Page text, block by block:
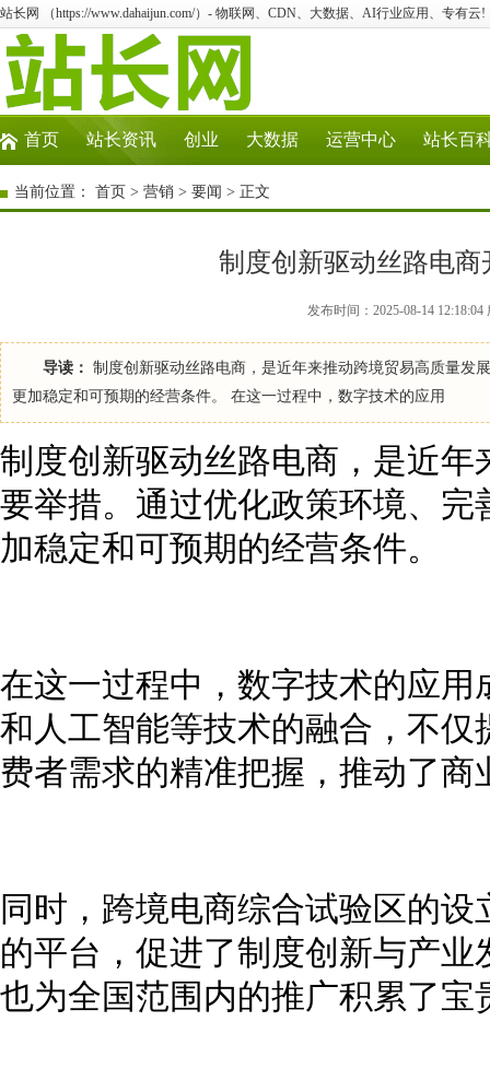
站长网 （https://www.dahaijun.com/）- 物联网、CDN、大数据、AI行业应用、专有云!
首页 站长资讯 创业 大数据 运营中心 站长百
当前位置： 首页 > 营销 > 要闻 > 正文
制度创新驱动丝路电
发布时间：2025-08-14
导读： 制度创新驱动丝路电商，是近年来推动跨境贸易高质量发
更加稳定和可预期的经营条件。 在这一过程中，数字技术的应用
制度创新驱动丝路电商，是近
要举措。通过优化政策环境、
加稳定和可预期的经营条件。
在这一过程中，数字技术的应
和人工智能等技术的融合，不
费者需求的精准把握，推动了商
同时，跨境电商综合试验区的
的平台，促进了制度创新与产
也为全国范围内的推广积累了宝